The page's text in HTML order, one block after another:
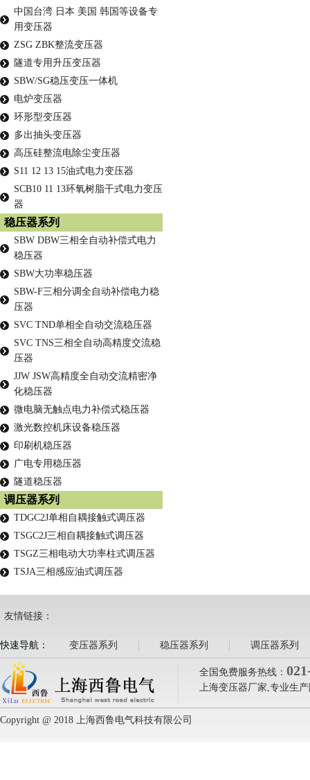
中国台湾 日本 美国 韩国等设备专
用变压器
ZSG ZBK整流变压器
隧道专用升压变压器
SBW/SG稳压变压一体机
电炉变压器
环形型变压器
多出抽头变压器
高压硅整流电除尘变压器
S11 12 13 15油式电力变压器
SCB10 11 13环氧树脂干式电力变压
器
稳压器系列
SBW DBW三相全自动补偿式电力
稳压器
SBW大功率稳压器
SBW-F三相分调全自动补偿电力稳
压器
SVC TND单相全自动交流稳压器
SVC TNS三相全自动高精度交流稳
压器
JJW JSW高精度全自动交流精密净
化稳压器
微电脑无触点电力补偿式稳压器
激光数控机床设备稳压器
印刷机稳压器
广电专用稳压器
隧道稳压器
调压器系列
TDGC2J单相自耦接触式调压器
TSGC2J三相自耦接触式调压器
TSGZ三相电动大功率柱式调压器
TSJA三相感应油式调压器
友情链接：
快速导航： 变压器系列 稳压器系列 调压器系列
全国免费服务热线：
上海变压器厂家,专业生
Copyright @ 2018 上海西鲁电气科技有限公司